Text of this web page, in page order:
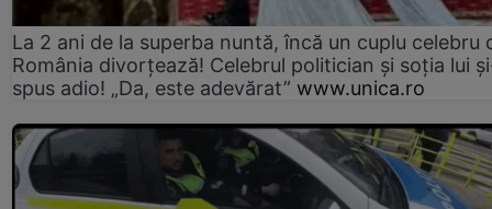
La 2 ani de la superba nuntă, încă un cuplu celebru
România divorțează! Celebrul politician și soția lui
spus adio! „Da, este adevărat” www.unica.ro